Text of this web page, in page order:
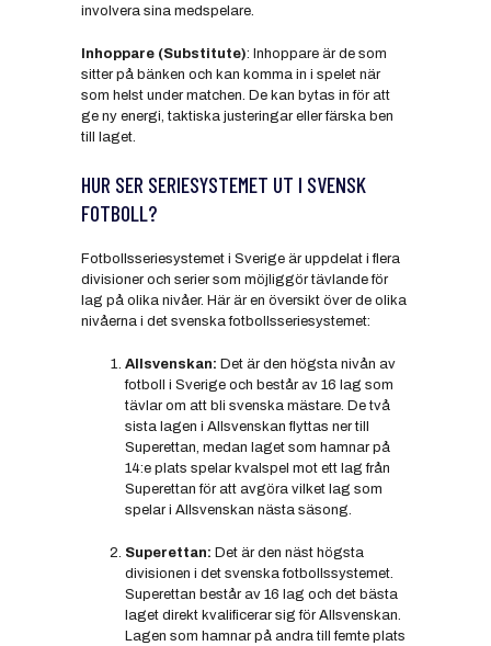
involvera sina medspelare.
Inhoppare (Substitute): Inhoppare är de som
sitter på bänken och kan komma in i spelet när
som helst under matchen. De kan bytas in för att
ge ny energi, taktiska justeringar eller färska ben
till laget.
HUR SER SERIESYSTEMET UT I SVENSK
FOTBOLL?
Fotbollsseriesystemet i Sverige är uppdelat i flera
divisioner och serier som möjliggör tävlande för
lag på olika nivåer. Här är en översikt över de olika
nivåerna i det svenska fotbollsseriesystemet:
Allsvenskan: Det är den högsta nivån av
fotboll i Sverige och består av 16 lag som
tävlar om att bli svenska mästare. De två
sista lagen i Allsvenskan flyttas ner till
Superettan, medan laget som hamnar på
14:e plats spelar kvalspel mot ett lag från
Superettan för att avgöra vilket lag som
spelar i Allsvenskan nästa säsong.
Superettan: Det är den näst högsta
divisionen i det svenska fotbollssystemet.
Superettan består av 16 lag och det bästa
laget direkt kvalificerar sig för Allsvenskan.
Lagen som hamnar på andra till femte plats